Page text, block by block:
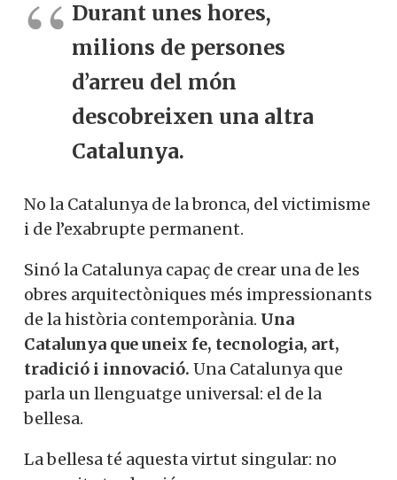
Durant unes hores,
milions de persones
d’arreu del món
descobreixen una altra
Catalunya.
No la Catalunya de la bronca, del victimisme
i de l’exabrupte permanent.
Sinó la Catalunya capaç de crear una de les
obres arquitectòniques més impressionants
de la història contemporània. Una
Catalunya que uneix fe, tecnologia, art,
tradició i innovació. Una Catalunya que
parla un llenguatge universal: el de la
bellesa.
La bellesa té aquesta virtut singular: no